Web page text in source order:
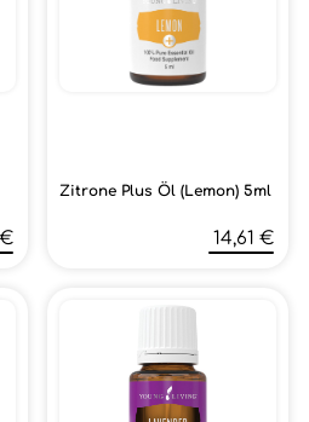
Zitrone Plus Öl (Lemon) 5ml
14,61 €